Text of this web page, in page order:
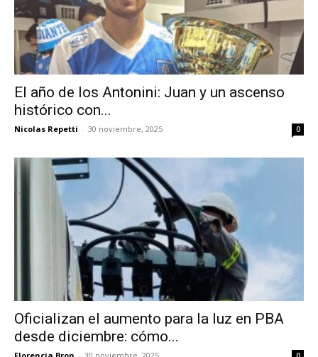
El año de los Antonini: Juan y un ascenso
histórico con...
Nicolas Repetti - 30 noviembre, 2025 0
Oficializan el aumento para la luz en PBA
desde diciembre: cómo...